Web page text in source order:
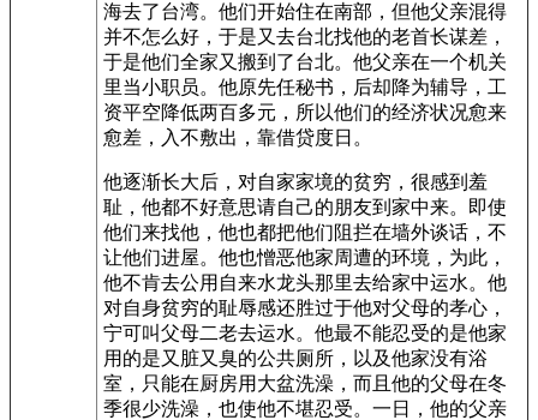
海去了台湾。他们开始住在南部，但他父亲混得
并不怎么好，于是又去台北找他的老首长谋差，
于是他们全家又搬到了台北。他父亲在一个机关
里当小职员。他原先任秘书，后却降为辅导，工
资平空降低两百多元，所以他们的经济状况愈来
愈差，入不敷出，靠借贷度日。
他逐渐长大后，对自家家境的贫穷，很感到羞
耻，他都不好意思请自己的朋友到家中来。即使
他们来找他，他也都把他们阻拦在墙外谈话，不
让他们进屋。他也憎恶他家周遭的环境，为此，
他不肯去公用自来水龙头那里去给家中运水。他
对自身贫穷的耻辱感还胜过于他对父母的孝心，
宁可叫父母二老去运水。他最不能忍受的是他家
用的是又脏又臭的公共厕所，以及他家没有浴
室，只能在厨房用大盆洗澡，而且他的父母在冬
季很少洗澡，也使他不堪忍受。一日，他的父亲